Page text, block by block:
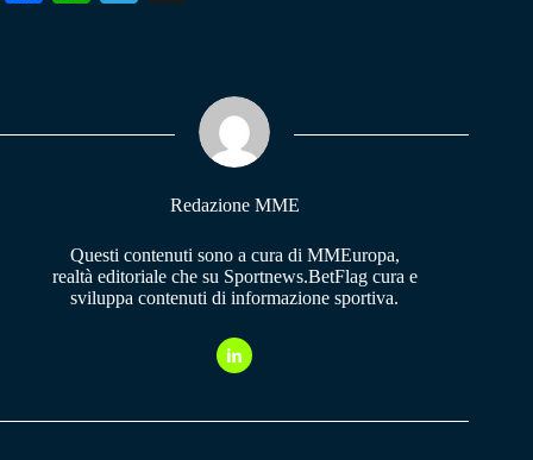
pp m
Redazione MME
Questi contenuti sono a cura di MMEuropa,
realtà editoriale che su Sportnews.BetFlag cura e
sviluppa contenuti di informazione sportiva.